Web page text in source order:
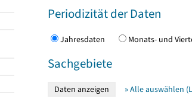
Periodizität der Daten
Jahresdaten Monats- und
Sachgebiete
» Alle auswählen